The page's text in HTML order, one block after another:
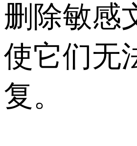
删除敏感
使它们无
复。